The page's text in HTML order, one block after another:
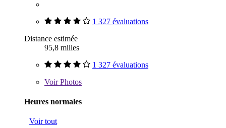
1 327 évaluations
Distance estimée
95,8 milles
1 327 évaluations
VoirPhotos
Heures normales
Voir tout